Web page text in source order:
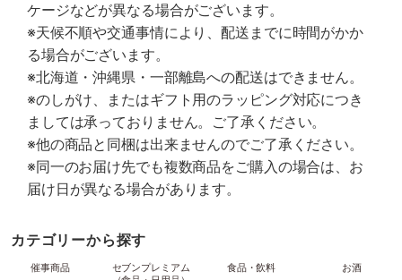
ケージなどが異なる場合がございます。
※天候不順や交通事情により、配送までに時間がかか
る場合がございます。
※北海道・沖縄県・一部離島への配送はできません。
※のしがけ、またはギフト用のラッピング対応につき
ましては承っておりません。ご了承ください。
※他の商品と同梱は出来ませんのでご了承ください。
※同一のお届け先でも複数商品をご購入の場合は、お
届け日が異なる場合があります。
カテゴリーから探す
催事商品
セブンプレミアム
食品・飲料 お酒